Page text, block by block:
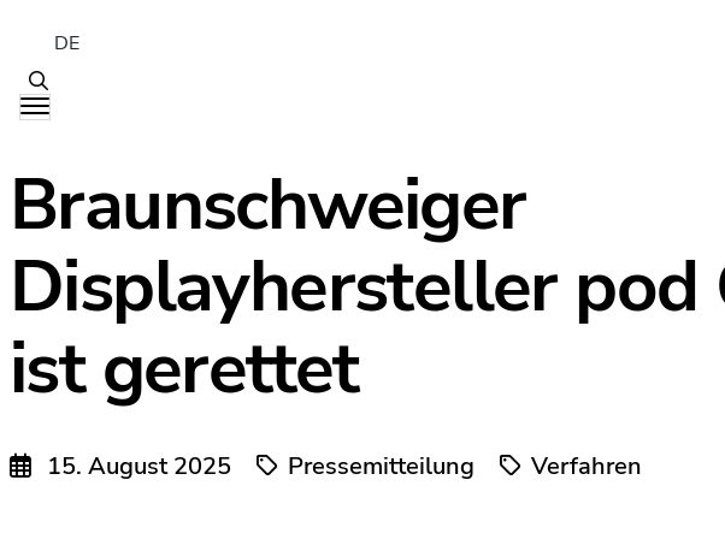
DE
Braunschweiger
Displayhersteller pod
ist gerettet
15. August 2025 Pressemitteilung Verfahren